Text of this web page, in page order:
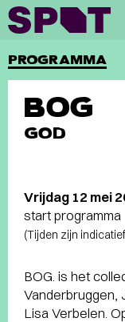
PROGRAMMA
BOG
GOD
Vrijdag 12 mei
start programma
(Tijden zijn
BOG. is het
Vanderbruggen,
Lisa Verbelen.